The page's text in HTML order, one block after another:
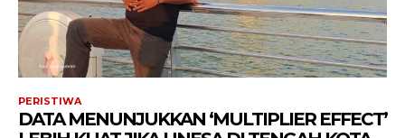
PERISTIWA
DATA MENUNJUKKAN ‘MULTIPLIER EFFECT’